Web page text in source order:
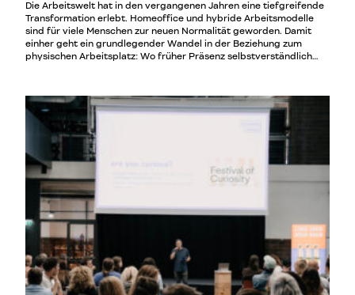
Die Arbeitswelt hat in den vergangenen Jahren eine tiefgreifende
Transformation erlebt. Homeoffice und hybride Arbeitsmodelle
sind für viele Menschen zur neuen Normalität geworden. Damit
einher geht ein grundlegender Wandel in der Beziehung zum
physischen Arbeitsplatz: Wo früher Präsenz selbstverständlich